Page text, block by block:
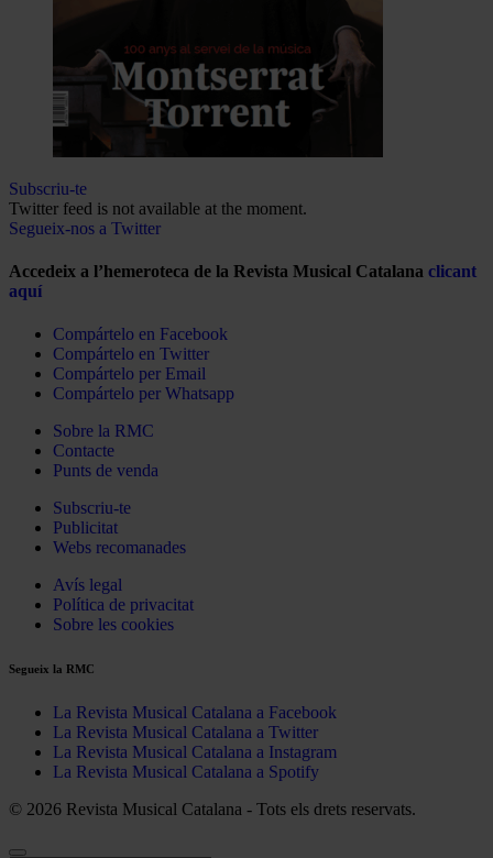
Subscriu-te
Twitter feed is not available at the moment.
Segueix-nos a Twitter
Accedeix a l’hemeroteca de la Revista Musical Catalana clicant
aquí
Compártelo en Facebook
Compártelo en Twitter
Compártelo per Email
Compártelo per Whatsapp
Sobre la RMC
Contacte
Punts de venda
Subscriu-te
Publicitat
Webs recomanades
Avís legal
Política de privacitat
Sobre les cookies
Segueix la RMC
La Revista Musical Catalana a Facebook
La Revista Musical Catalana a Twitter
La Revista Musical Catalana a Instagram
La Revista Musical Catalana a Spotify
© 2026 Revista Musical Catalana - Tots els drets reservats.